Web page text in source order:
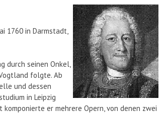
1760 in Darmstadt,
durch seinen Onkel,
folgte. Ab
und dessen
in Leipzig
er mehrere Opern, von denen zwei